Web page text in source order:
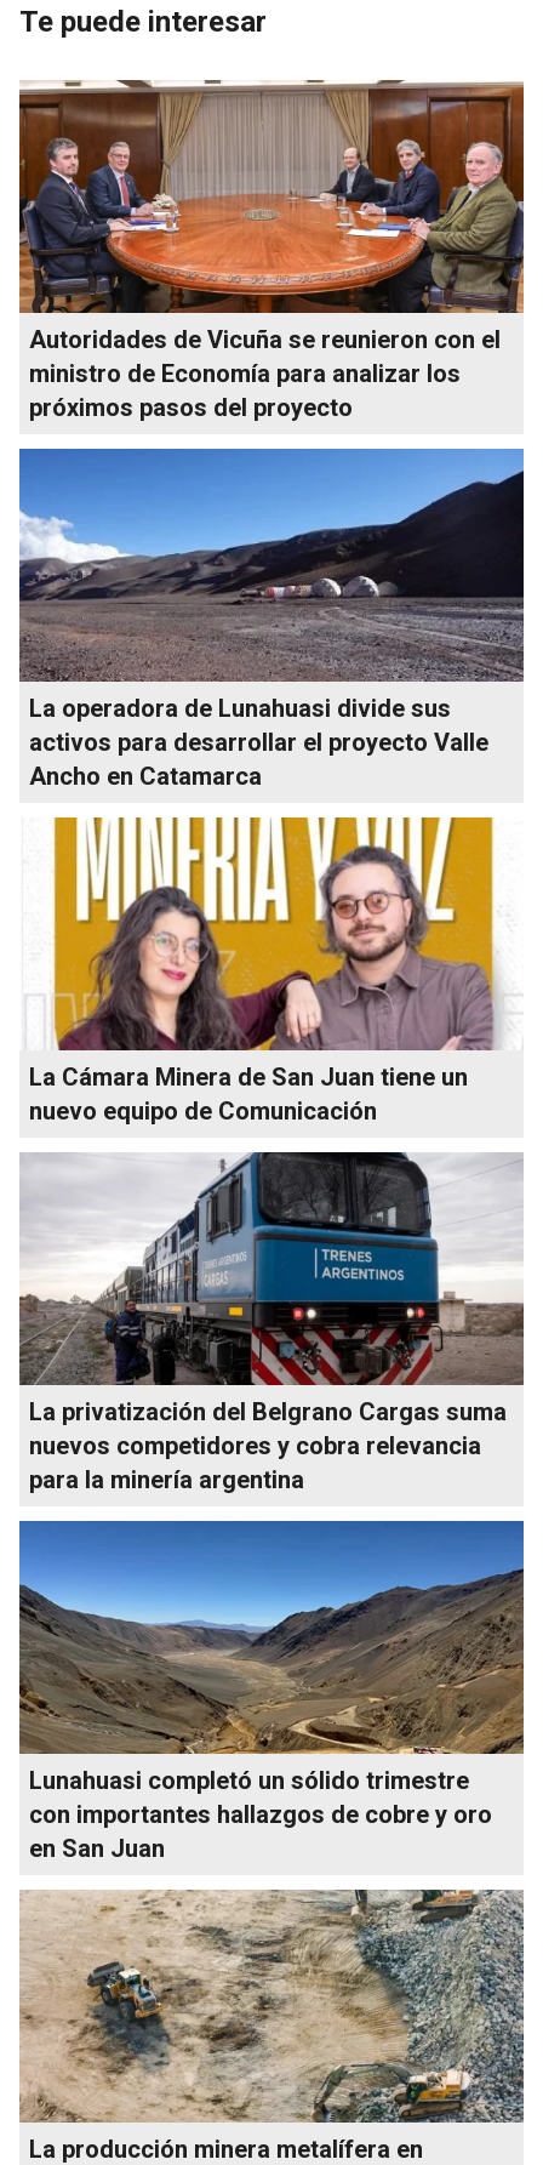
Te puede interesar
Autoridades de Vicuña se reunieron con el
ministro de Economía para analizar los
próximos pasos del proyecto
La operadora de Lunahuasi divide sus
activos para desarrollar el proyecto Valle
Ancho en Catamarca
La Cámara Minera de San Juan tiene un
nuevo equipo de Comunicación
La privatización del Belgrano Cargas suma
nuevos competidores y cobra relevancia
para la minería argentina
Lunahuasi completó un sólido trimestre
con importantes hallazgos de cobre y oro
en San Juan
La producción minera metalífera en